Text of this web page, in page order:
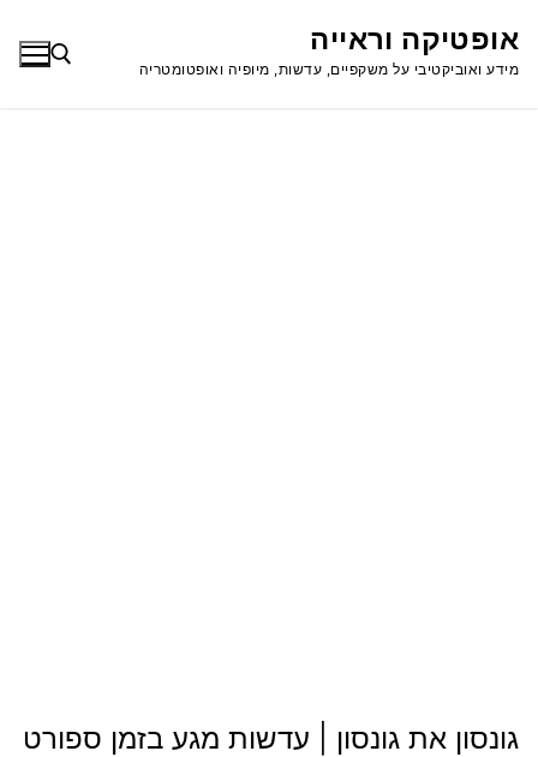
לתוכןאופטיקה וראייה
מידע ואוביקטיבי על משקפיים, עדשות, מיופיה ואופטומטריה
גונסון את גונסון | עדשות מגע בזמן ספורט